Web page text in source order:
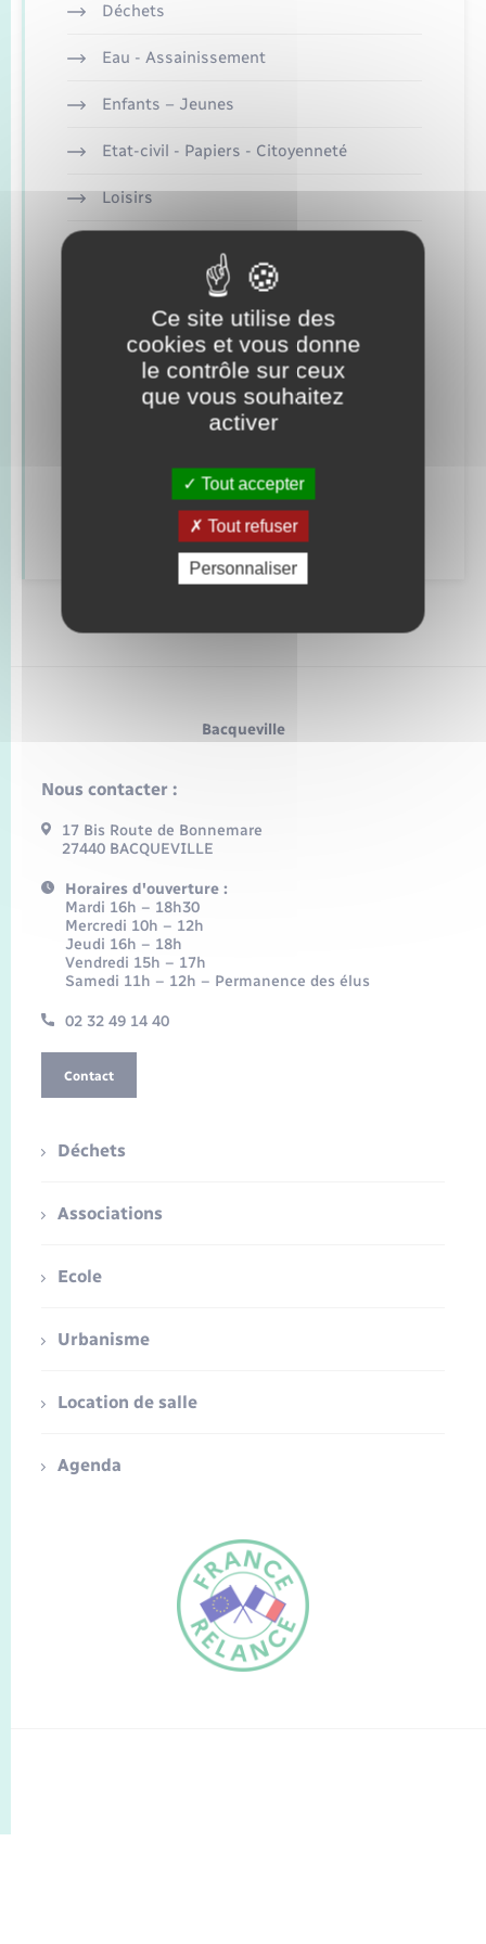
FR
Seniors
Transports
Déchets
Eau - Assainissement
Enfants – Jeunes
Etat-civil - Papiers - Citoyenneté
Loisirs
Organisation d’événement
Sécurité - Prévention
Voirie et espace public
Bacqueville
Nous contacter :
17 Bis Route de Bonnemare
27440 BACQUEVILLE
Horaires d'ouverture :
Mardi 16h – 18h30
Mercredi 10h – 12h
Jeudi 16h – 18h
Vendredi 15h – 17h
Samedi 11h – 12h – Permanence des élus
02 32 49 14 40
Contact
Déchets
Associations
Ecole
Urbanisme
Location de salle
Agenda
Ce site utilise des
cookies et vous donne
le contrôle sur ceux
que vous souhaitez
activer
Tout accepter
Tout refuser
Personnaliser